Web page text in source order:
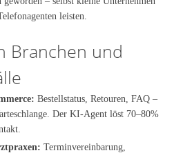
leisten.
Branchen und
Bestellstatus, Retouren, FAQ –
Der KI-Agent löst 70–80%
Terminvereinbarung,